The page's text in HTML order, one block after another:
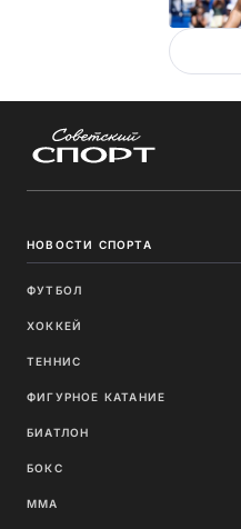
НОВОСТИ СПОРТА
ФУТБОЛ
ХОККЕЙ
ТЕННИС
ФИГУРНОЕ КАТАНИЕ
БИАТЛОН
БОКС
ММА